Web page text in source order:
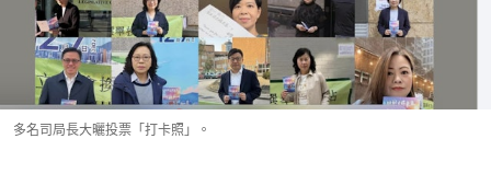
多名司局長大曬投票「打卡照」。